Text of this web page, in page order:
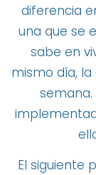
diferencia
una que se
sabe en
mismo día,
El siguiente